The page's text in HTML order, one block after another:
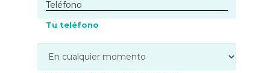
Tu teléfono